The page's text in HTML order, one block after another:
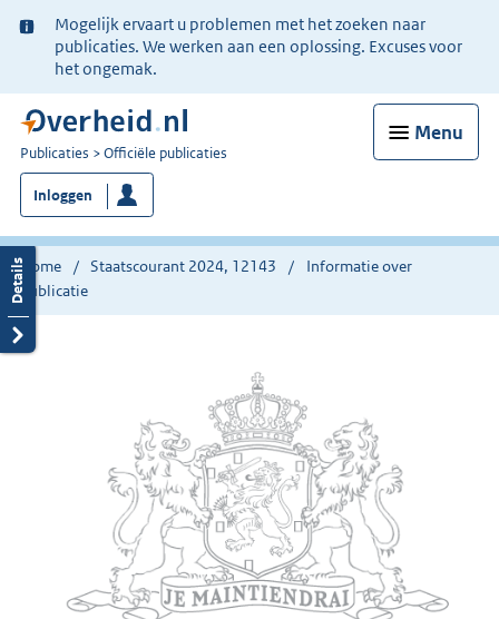
Ter
informatie:
Mogelijk ervaart u problemen met het zoeken naar
publicaties. We werken aan een oplossing. Excuses voor
het ongemak.
Menu
U
bent
nu
hier:
Publicaties Officiële publicaties
Inloggen
Home Staatscourant 2024, 12143
Informatie over
publicatie